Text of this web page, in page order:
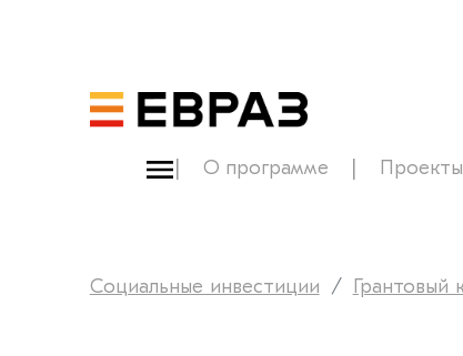
О программе Проекты
Социальные инвестиции Грантовый